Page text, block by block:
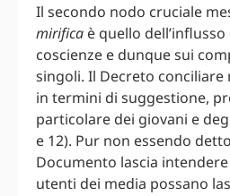
Il secondo nodo cruciale
mirifica è quello
coscienze e dunque sui
singoli. Il Decreto
in termini di suggestione,
particolare dei giovani e
e 12). Pur non essendo
Documento lascia
utenti dei media possano